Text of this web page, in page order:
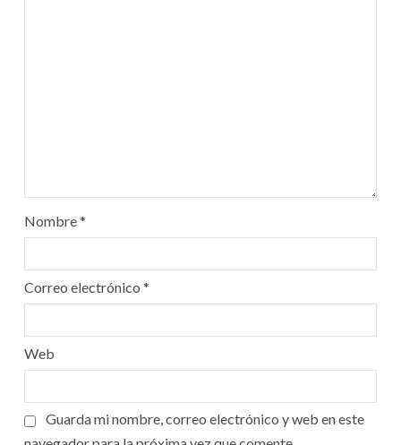
Nombre*
Correo electrónico *
Web
Guarda mi nombre, correo electrónico y web en este